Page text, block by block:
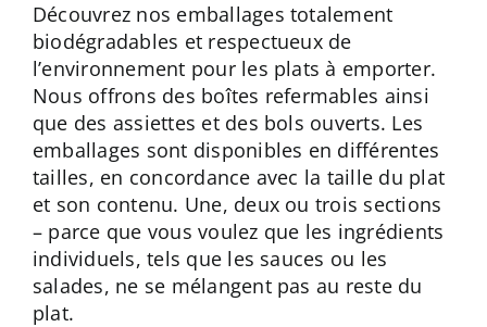
Découvrez nos emballages totalement
biodégradables et respectueux de
l’environnement pour les plats à emporter.
Nous offrons des boîtes refermables ainsi
que des assiettes et des bols ouverts. Les
emballages sont disponibles en différentes
tailles, en concordance avec la taille du plat
et son contenu. Une, deux ou trois sections
– parce que vous voulez que les ingrédients
individuels, tels que les sauces ou les
salades, ne se mélangent pas au reste du
plat.